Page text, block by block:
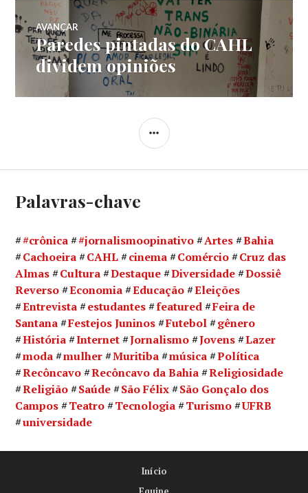
AVANÇAR
Próximo
post:
Paredes pintadas do CAHL
dividem opiniões
LATERAL
Palavras-chave
#crônica #jornalismoopinativo Artes
Bahia
Cachoeira
CAHL cinema Comércio
Cruz das
Almas
Cultura Destaque Diversidade
Dossiê
Reverso
Economia Educação
Eleições
Entrevista
estudantes featured
Feira de
Santana
Festejos Juninos Futebol
gênero
História
Internet Jornalismo Jovens
Lazer
moda
mulher Muritiba música
Política
Recôncavo
Recôncavo da Bahia
Religiosidade
Religião
Saúde São Félix
São Gonçalo dos
Campos
Teatro Tecnologia Turismo
UFRB
universidade
Início